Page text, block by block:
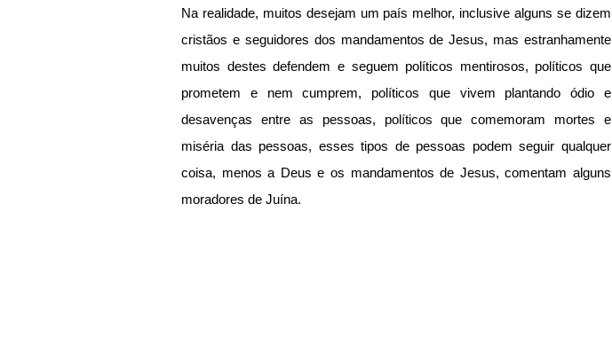
Na realidade, muitos desejam um país melhor, inclusive alguns se dizem
cristãos e seguidores dos mandamentos de Jesus, mas estranhamente
muitos destes defendem e seguem políticos mentirosos, políticos que
prometem e nem cumprem, políticos que vivem plantando ódio e
desavenças entre as pessoas, políticos que comemoram mortes e
miséria das pessoas, esses tipos de pessoas podem seguir qualquer
coisa, menos a Deus e os mandamentos de Jesus, comentam alguns
moradores de Juína.